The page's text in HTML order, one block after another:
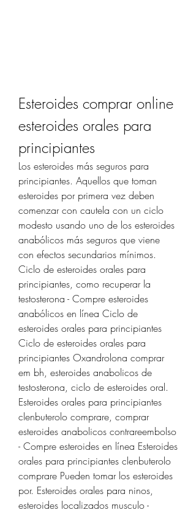
Esteroides comprar online
esteroides orales para
principiantes
Los esteroides más seguros para
principiantes. Aquellos que toman
esteroides por primera vez deben
comenzar con cautela con un ciclo
modesto usando uno de los esteroides
anabólicos más seguros que viene
con efectos secundarios mínimos.
Ciclo de esteroides orales para
principiantes, como recuperar la
testosterona - Compre esteroides
anabólicos en línea Ciclo de
esteroides orales para principiantes
Ciclo de esteroides orales para
principiantes Oxandrolona comprar
em bh, esteroides anabolicos de
testosterona, ciclo de esteroides oral.
Esteroides orales para principiantes
clenbuterolo comprare, comprar
esteroides anabolicos contrareembolso
- Compre esteroides en línea Esteroides
orales para principiantes clenbuterolo
comprare Pueden tomar los esteroides
por. Esteroides orales para ninos,
esteroides localizados musculo -